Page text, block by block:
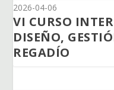
2026-04-06
VI CURSO
DISEÑO,
REGADÍO